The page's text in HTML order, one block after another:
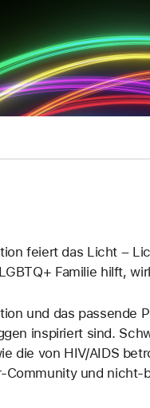
feiert das Licht –
Familie hilft,
und das passende
inspiriert sind.
die von HIV/AIDS
und nicht-